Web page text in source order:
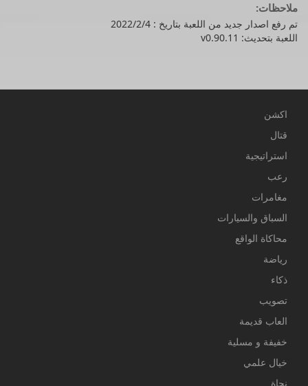
ملاحظات:
تم رفع اصدار جديد من اللعبة بتاريخ : 2022/2/4
اللعبة بتحديث: v0.90.11
اكشن
قتال
استراتيجية
رعب
مغامرات
السباق والسيارات
محاكاة الواقع
رياضة
ذكاء
تصويب
العاب قديمة
خفيفة و مسلية
خيال علمي
نجاة